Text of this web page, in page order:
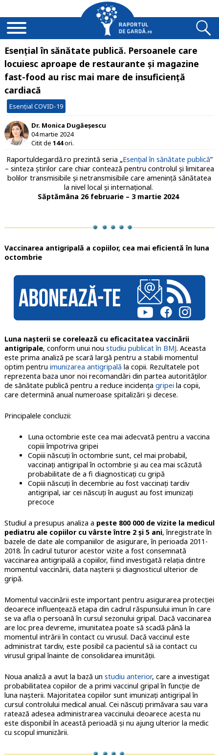
Esențial în sănătate publică. Persoanele care
locuiesc aproape de restaurante și magazine
fast-food au risc mai mare de insuficiență
cardiacă
Esențial COVID-19
Dr. Monica Dugăeșescu
04 martie 2024
Citit de 144ori.
Raportuldegardă.ro prezintă seria „Esențial în sănătate publică”
– sinteza știrilor care chiar contează pentru controlul și limitarea
bolilor transmisibile și netransmisibile care amenință sănătatea
la nivel local și internațional.
Săptămâna 26 februarie – 3 martie 2024
Vaccinarea antigripală a copiilor, cea mai eficientă în luna
octombrie
Luna naşterii se corelează cu eficacitatea vaccinării
antigripale, conform unui nou studiu publicat în BMJ. Aceasta
este prima analiză pe scară largă pentru a stabili momentul
optim pentru imunizarea antigripală la copii. Rezultatele pot
reprezenta baza unor noi recomandări din partea autorităţilor
de sănătate publică pentru a reduce incidenţa gripei la copii,
care determină anual numeroase spitalizări şi decese.
Principalele concluzii:
Luna octombrie este cea mai adecvată pentru a vaccina
copiii împotriva gripei
Copiii născuţi în octombrie sunt, cel mai probabil,
vaccinaţi antigripal în octombrie şi au cea mai scăzută
probabilitate de a fi diagnosticaţi cu gripă
Copiii născuţi în decembrie au fost vaccinaţi tardiv
antigripal, iar cei născuţi în august au fost imunizaţi
precoce
Studiul a presupus analiza a peste 800 000 de vizite la medicul
pediatru ale copiilor cu vârste între 2 şi 5 ani, înregistrate în
bazele de date ale companiilor de asigurare, în perioada 2011-
2018. În cadrul tuturor acestor vizite a fost consemnată
vaccinarea antigripală a copiilor, fiind investigată relaţia dintre
momentul vaccinării, data naşterii şi diagnosticul ulterior de
gripă.
Momentul vaccinării este important pentru asigurarea protecţiei
deoarece influenţează etapa din cadrul răspunsului imun în care
se va afla o persoană în cursul sezonului gripal. Dacă vaccinarea
are loc prea devreme, imunitatea poate să scadă până la
momentul intrării în contact cu virusul. Dacă vaccinul este
administrat tardiv, este posibil ca pacientul să ia contact cu
virusul gripal înainte de consolidarea imunităţii.
Noua analiză a avut la bază un studiu anterior, care a investigat
probabilitatea copiilor de a primi vaccinul gripal în funcţie de
luna naşterii. Majoritatea copiilor sunt imunizaţi antigripal în
cursul controlului medical anual. Cei născuţi primăvara sau vara
ratează adesea administrarea vaccinului deoarece acesta nu
este disponibil în această perioadă şi nu ajung ulterior la medic
cu scopul imunizării.